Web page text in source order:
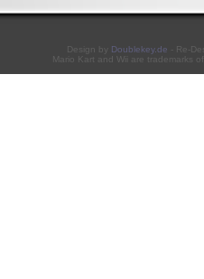
Design by Doublekey.de - Re-
Mario Kart and Wii are trademarks